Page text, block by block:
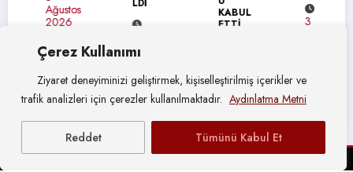
Çerez Kullanımı
Ziyaret deneyiminizi geliştirmek, kişiselleştirilmiş içerikler ve
trafik analizleri için çerezler kullanılmaktadır. Aydınlatma Metni
Reddet Tümünü Kabul Et
Ağustos
2026
Ağustos
KABUL
ETTİ
2026